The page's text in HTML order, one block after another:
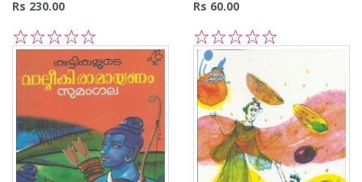
Rs 230.00
5
4
3
2
1
Rs 60.00
4
3
2
1